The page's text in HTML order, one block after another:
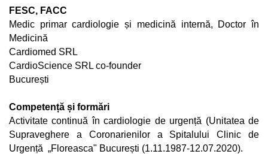
FESC, FACC
Medic primar cardiologie și medicină internă, Doctor în
Medicină
Cardiomed SRL
CardioScience SRL co-founder
București
Competență și formări
Activitate continuă în cardiologie de urgență (Unitatea de
Supraveghere a Coronarienilor a Spitalului Clinic de
Urgență „Floreasca" București (1.11.1987-12.07.2020).